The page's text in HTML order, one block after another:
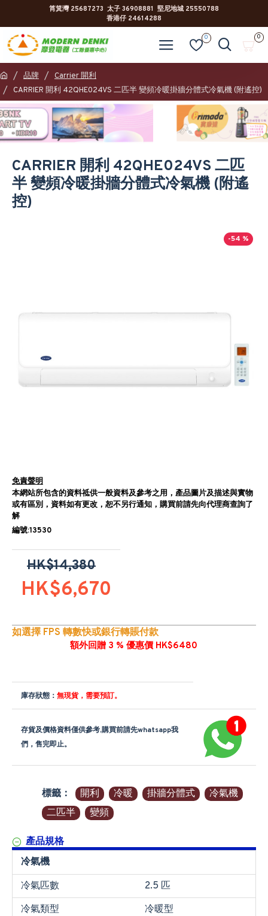
筲箕灣 25687273 太子 36908881 堅尼地城 25550788
香港仔 24614288
0 0
品牌
Carrier 開利
CARRIER 開利 42QHE024VS 二匹半 變頻冷暖掛牆分體式冷氣機 (附遙控)
CARRIER 開利 42QHE024VS 二匹
半 變頻冷暖掛牆分體式冷氣機 (附遙
控)
-54 %
免責聲明
本網站所包含的資料祗供一般資料及參考之用，產品圖片及描述與實物
或有區別，資料如有更改，恕不另行通知，購買前請先向代理商查詢了
解
編號:13530
HK$6,670
HK$14,380
如選擇 FPS 轉數快或銀行轉賬付款
額外回贈 3 % 優惠價 HK$6480
庫存狀態： 無現貨，需要預訂。
存貨及價格資料僅供參考,購買前請先whatsapp我
們，售完即止。
標籤： 開利 冷暖 掛牆分體式
冷氣機
二匹半
變頻
產品規格
冷氣機
冷氣匹數
2.5 匹
冷氣類型
冷暖型